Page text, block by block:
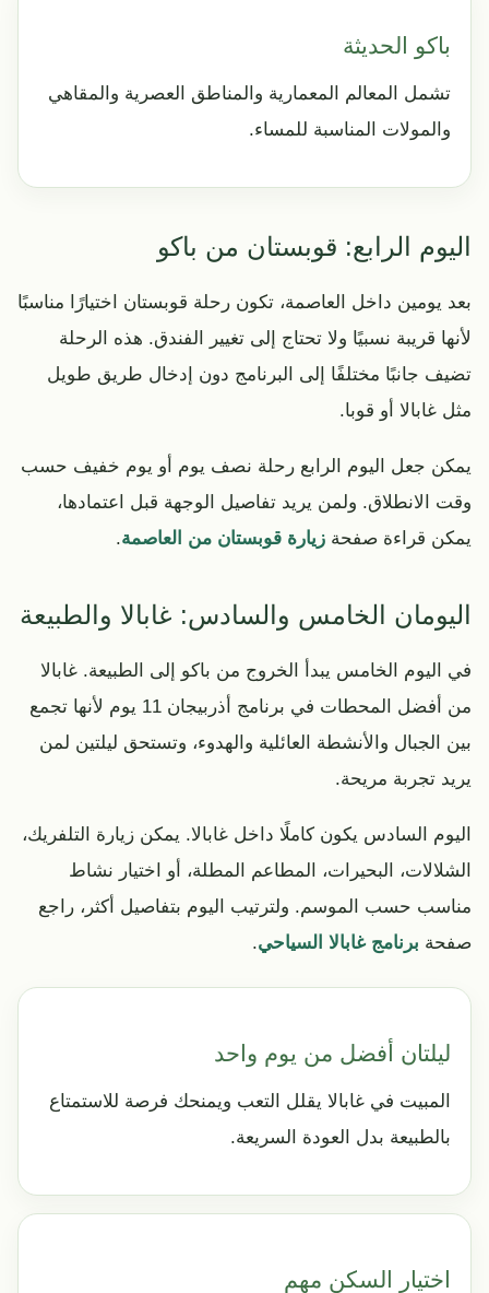
باكو الحديثة
تشمل المعالم المعمارية والمناطق العصرية والمقاهي
والمولات المناسبة للمساء.
اليوم الرابع: قوبستان من باكو
بعد يومين داخل العاصمة، تكون رحلة قوبستان اختيارًا مناسبًا
لأنها قريبة نسبيًا ولا تحتاج إلى تغيير الفندق. هذه الرحلة
تضيف جانبًا مختلفًا إلى البرنامج دون إدخال طريق طويل
مثل غابالا أو قوبا.
يمكن جعل اليوم الرابع رحلة نصف يوم أو يوم خفيف حسب
وقت الانطلاق. ولمن يريد تفاصيل الوجهة قبل اعتمادها،
يمكن قراءة صفحة زيارة قوبستان من العاصمة.
اليومان الخامس والسادس: غابالا والطبيعة
في اليوم الخامس يبدأ الخروج من باكو إلى الطبيعة. غابالا
من أفضل المحطات في برنامج أذربيجان 11 يوم لأنها تجمع
بين الجبال والأنشطة العائلية والهدوء، وتستحق ليلتين لمن
يريد تجربة مريحة.
اليوم السادس يكون كاملًا داخل غابالا. يمكن زيارة التلفريك،
الشلالات، البحيرات، المطاعم المطلة، أو اختيار نشاط
مناسب حسب الموسم. ولترتيب اليوم بتفاصيل أكثر، راجع
صفحة برنامج غابالا السياحي.
ليلتان أفضل من يوم واحد
المبيت في غابالا يقلل التعب ويمنحك فرصة للاستمتاع
بالطبيعة بدل العودة السريعة.
اختيار السكن مهم